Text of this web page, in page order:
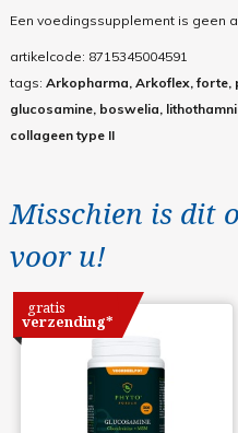
Een voedingssupplement is geen
artikelcode: 8715345004591
tags: Arkopharma, Arkoflex, forte,
glucosamine, boswelia,
collageen type II
Misschien is dit
voor u!
gratis
verzending*